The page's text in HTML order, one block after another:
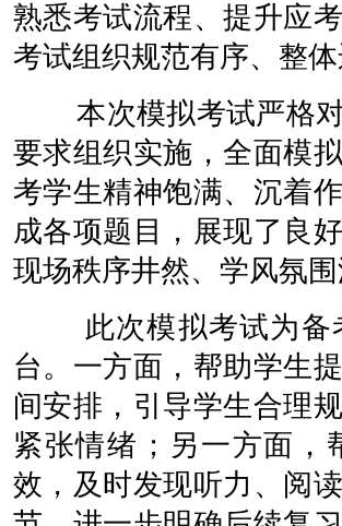
熟悉考试流程、提升应
考试组织规范有序、整
本次模拟考试严格对
要求组织实施，全面模
考学生精神饱满、沉着
成各项题目，展现了良
现场秩序井然、学风氛
此次模拟考试为备
台。一方面，帮助学生
间安排，引导学生合理
紧张情绪；另一方面，
效，及时发现听力、阅